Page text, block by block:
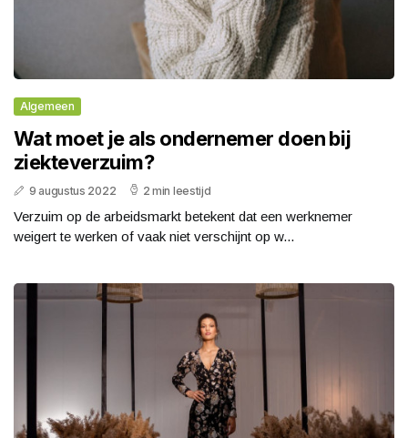
Algemeen
Wat moet je als ondernemer doen bij
ziekteverzuim?
9 augustus 2022 2 min leestijd
Verzuim op de arbeidsmarkt betekent dat een werknemer
weigert te werken of vaak niet verschijnt op w...